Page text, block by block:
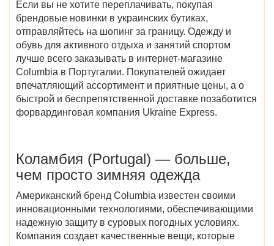
Если вы не хотите переплачивать, покупая
брендовые новинки в украинских бутиках,
отправляйтесь на шопинг за границу. Одежду и
обувь для активного отдыха и занятий спортом
лучше всего заказывать в интернет-магазине
Columbia в Португалии. Покупателей ожидает
впечатляющий ассортимент и приятные цены, а о
быстрой и беспрепятственной доставке позаботится
форвардинговая компания Ukraine Express.
Коламбия (Portugal) — больше,
чем просто зимняя одежда
Американский бренд Columbia известен своими
инновационными технологиями, обеспечивающими
надежную защиту в суровых погодных условиях.
Компания создает качественные вещи, которые